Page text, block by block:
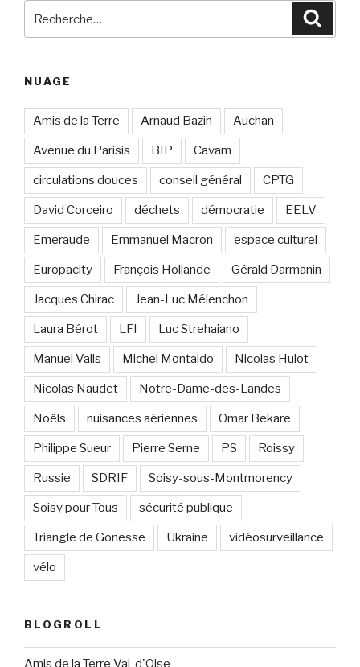
NUAGE
Amis de la Terre Arnaud Bazin Auchan
Avenue du Parisis BIP Cavam
circulations douces conseil général CPTG
David Corceiro déchets démocratie EELV
Emeraude Emmanuel Macron espace culturel
Europacity François Hollande Gérald Darmanin
Jacques Chirac Jean-Luc Mélenchon
Laura Bérot LFI Luc Strehaiano
Manuel Valls Michel Montaldo Nicolas Hulot
Nicolas Naudet Notre-Dame-des-Landes
Noëls nuisances aériennes Omar Bekare
Philippe Sueur Pierre Serne PS Roissy
Russie SDRIF Soisy-sous-Montmorency
Soisy pour Tous sécurité publique
Triangle de Gonesse Ukraine vidéosurveillance
vélo
BLOGROLL
Amis de la Terre Val-d'Oise